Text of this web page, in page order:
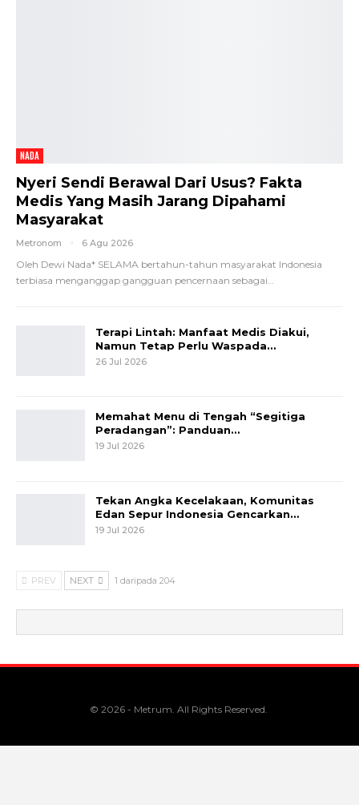
NADA
Nyeri Sendi Berawal Dari Usus? Fakta
Medis Yang Masih Jarang Dipahami
Masyarakat
Metronom 6 Agu 2026
Oleh Dewi Nada* SELAMA bertahun-tahun masyarakat Indonesia
terbiasa menganggap gangguan pencernaan sebagai
Terapi Lintah: Manfaat Medis Diakui,
Namun Tetap Perlu Waspada…
26 Jul 2026
Memahat Menu di Tengah “Segitiga
Peradangan”: Panduan…
19 Jul 2026
Tekan Angka Kecelakaan, Komunitas
Edan Sepur Indonesia Gencarkan…
19 Jul 2026
PREV NEXT 1 daripada 204
© 2026 - Metrum. All Rights Reserved.